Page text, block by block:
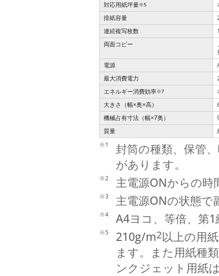
対応用紙坪量※5
排紙容量
連続複写枚数
両面コピー
電源
最大消費電力
エネルギー消費効率※7
大きさ（幅×奥×高）
機械占有寸法（幅×7奥）
質量
※1
封筒の種類、保管
があります。
※2 主電源ONからの時
※3 主電源ONの状態で
※4 A4ヨコ、等倍、第
※5 210g/m2以上の用
ます。また用紙種
ンクジェット用紙